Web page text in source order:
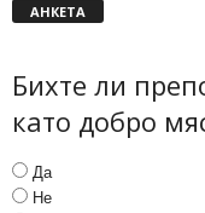
АНКЕТА
Бихте ли
като добро
Да
Не